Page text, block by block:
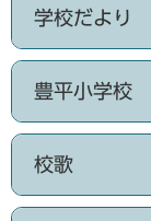
学校だより
豊平小学校
校歌